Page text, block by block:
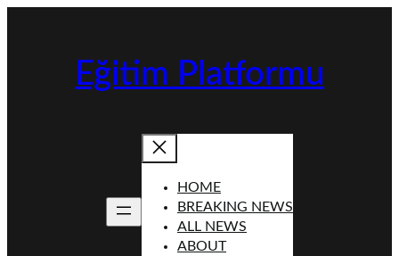
Eğitim Platformu
HOME
BREAKING NEWS
ALL NEWS
ABOUT